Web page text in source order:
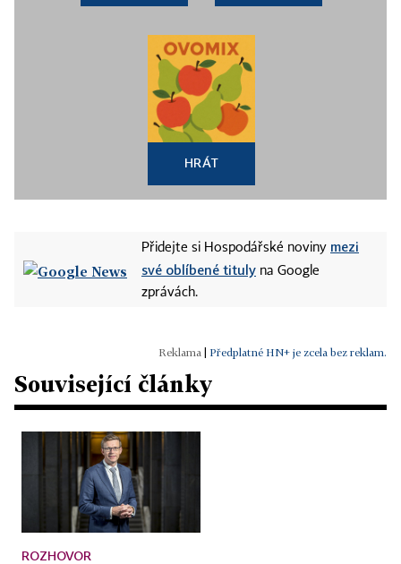
HRÁT
Přidejte si Hospodářské noviny mezi
své oblíbené tituly na Google
zprávách.
Předplatné HN+ je zcela bez reklam.
Související články
ROZHOVOR